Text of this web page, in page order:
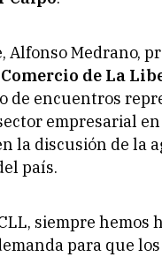
Alfonso Medrano,
de La
de encuentros
empresarial
la discusión de la
país.
siempre hemos
para que